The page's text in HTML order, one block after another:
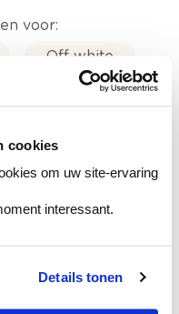
cookies
om uw site-ervaring
interessant.
Details tonen
voor:
Off white
huis
van de lichtinval